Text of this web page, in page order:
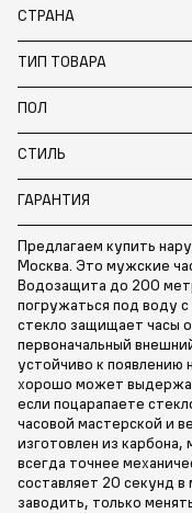
СТРАНА
ТИП ТОВАРА
ПОЛ
СТИЛЬ
ГАРАНТИЯ
Предлагаем купить
Москва. Это мужские
Водозащита до 200
погружаться под воду
стекло защищает часы
первоначальный
устойчиво к появлению
хорошо может
если поцарапаете
часовой мастерской и
изготовлен из
всегда точнее
составляет 20 секунд
заводить, только